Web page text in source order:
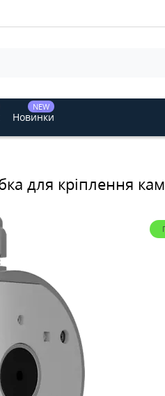
NEW
Новинки
для кріплення